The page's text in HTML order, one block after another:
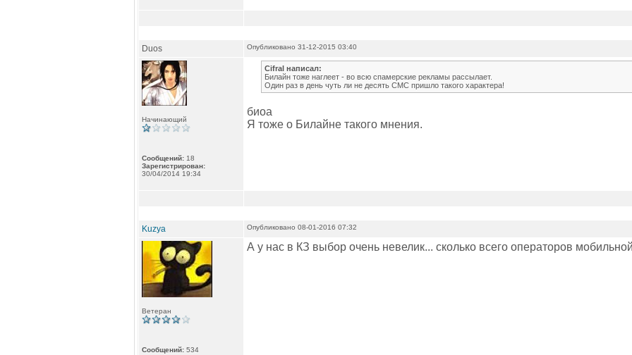
Duos Опубликовано 31-12-2015 03:40
Начинающий
Сообщений: 18
Зарегистрирован:
30/04/2014 19:34
Cifral написал:
Билайн тоже наглеет - во всю спамерские рекламы рассылает.
Один раз в день чуть ли не десять СМС пришло такого характера!
биоа
Я тоже о Билайне такого мнения.
Kuzya Опубликовано 08-01-2016 07:32
Ветеран
Сообщений: 534
А у нас в КЗ выбор очень невелик... сколько всего операторов